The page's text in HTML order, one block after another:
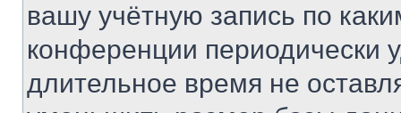
вашу учётную запись по
конференции периодически
длительное время не